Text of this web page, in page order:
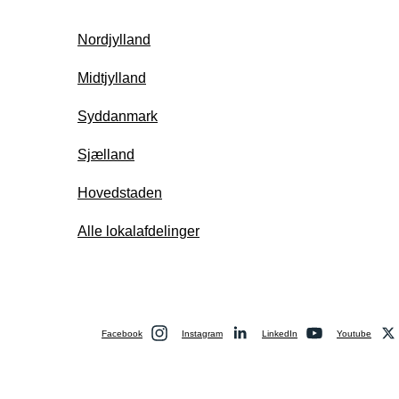
Nordjylland
Midtjylland
Syddanmark
Sjælland
Hovedstaden
Alle lokalafdelinger
Facebook Instagram LinkedIn Youtube